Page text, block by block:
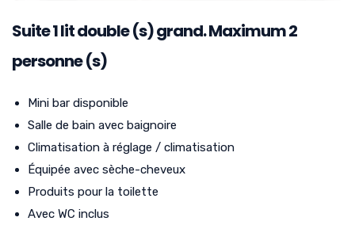
Suite1lit double (s) grand. Maximum 2
personne (s)
Mini bar disponible
Salle de bain avec baignoire
Climatisation à réglage / climatisation
Équipée avec sèche-cheveux
Produits pour la toilette
Avec WC inclus